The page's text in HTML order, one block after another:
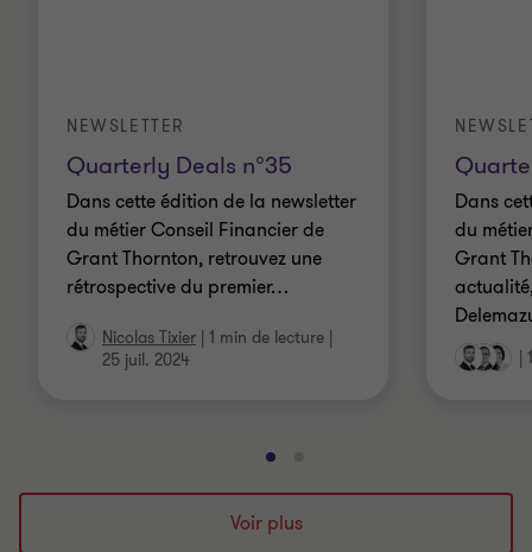
Quarterly Deals n°35
NEWSLETTER
Dans cette édition de la newsletter
du métier Conseil Financier de
Grant Thornton, retrouvez une
rétrospective du premier…
Nicolas Tixier 1 min de lecture
25 juil. 2024
Dans
du
Grant
Aller
à
la
à
la
Voir plus